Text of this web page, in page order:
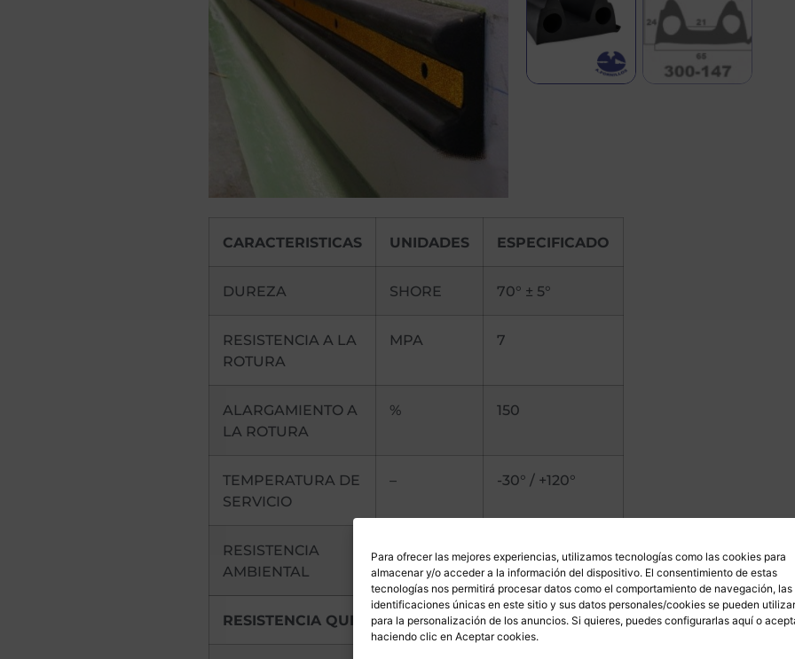
Para ofrecer las mejores experiencias, utilizamos tecnologías como las cookies para
almacenar y/o acceder a la información del dispositivo. El consentimiento de estas
tecnologías nos permitirá procesar datos como el comportamiento de navegación, las
identificaciones únicas en este sitio y sus datos personales/cookies se pueden utilizar
para la personalización de los anuncios. Si quieres, puedes configurarlas aquí o
haciendo clic en Aceptar cookies.
CARACTERISTICAS UNIDADES ESPECIFICADO
DUREZA SHORE 70° ± 5°
RESISTENCIA A LA
ROTURA
MPA 7
ALARGAMIENTO A
LA ROTURA
% 150
TEMPERATURA DE
SERVICIO
– -30° / +120°
RESISTENCIA
AMBIENTAL
OZONO EXCELENTE
RESISTENCIA QUIMICA